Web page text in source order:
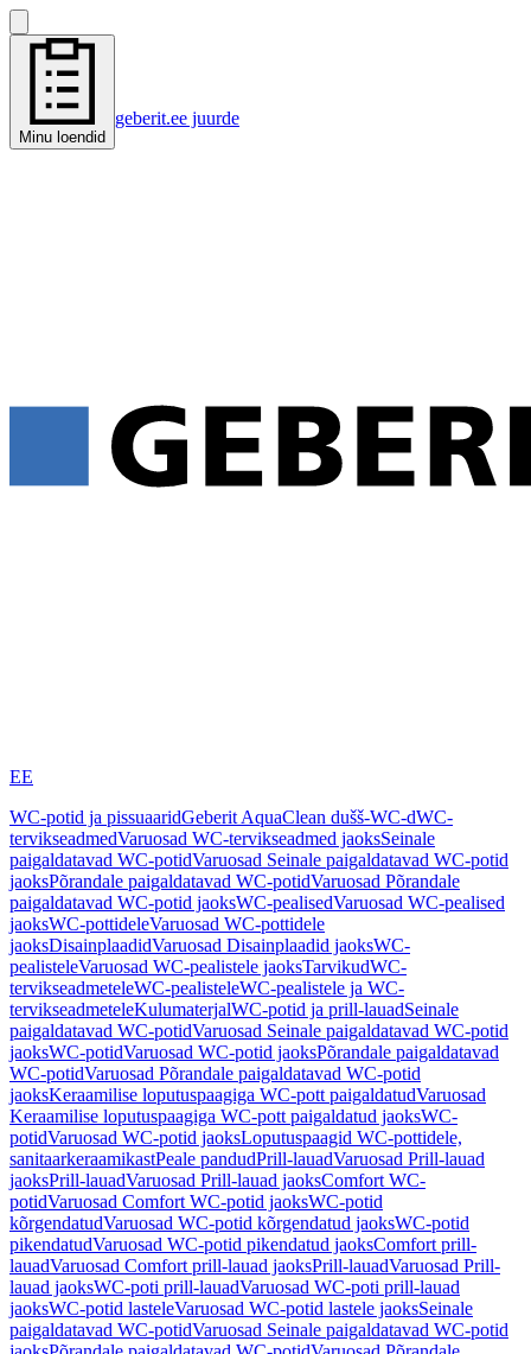
Minu loendid
geberit.ee juurde
EE
WC-potid ja pissuaaridGeberit AquaClean dušš-WC-dWC-
tervikseadmedVaruosad WC-tervikseadmed jaoksSeinale
paigaldatavad WC-potidVaruosad Seinale paigaldatavad WC-potid
jaoksPõrandale paigaldatavad WC-potidVaruosad Põrandale
paigaldatavad WC-potid jaoksWC-pealisedVaruosad WC-pealised
jaoksWC-pottideleVaruosad WC-pottidele
jaoksDisainplaadidVaruosad Disainplaadid jaoksWC-
pealisteleVaruosad WC-pealistele jaoksTarvikudWC-
tervikseadmeteleWC-pealisteleWC-pealistele ja WC-
tervikseadmeteleKulumaterjalWC-potid ja prill-lauadSeinale
paigaldatavad WC-potidVaruosad Seinale paigaldatavad WC-potid
jaoksWC-potidVaruosad WC-potid jaoksPõrandale paigaldatavad
WC-potidVaruosad Põrandale paigaldatavad WC-potid
jaoksKeraamilise loputuspaagiga WC-pott paigaldatudVaruosad
Keraamilise loputuspaagiga WC-pott paigaldatud jaoksWC-
potidVaruosad WC-potid jaoksLoputuspaagid WC-pottidele,
sanitaarkeraamikastPeale pandudPrill-lauadVaruosad Prill-lauad
jaoksPrill-lauadVaruosad Prill-lauad jaoksComfort WC-
potidVaruosad Comfort WC-potid jaoksWC-potid
kõrgendatudVaruosad WC-potid kõrgendatud jaoksWC-potid
pikendatudVaruosad WC-potid pikendatud jaoksComfort prill-
lauadVaruosad Comfort prill-lauad jaoksPrill-lauadVaruosad Prill-
lauad jaoksWC-poti prill-lauadVaruosad WC-poti prill-lauad
jaoksWC-potid lasteleVaruosad WC-potid lastele jaoksSeinale
paigaldatavad WC-potidVaruosad Seinale paigaldatavad WC-potid